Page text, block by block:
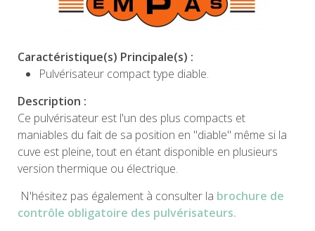
Caractéristique(s) Principale(s) :
Pulvérisateur compact type diable.
Description :
Ce pulvérisateur est l'un des plus compacts et
maniables du fait de sa position en "diable" même si la
cuve est pleine, tout en étant disponible en plusieurs
version thermique ou électrique.
N'hésitez pas également à consulter la brochure de
contrôle obligatoire des pulvérisateurs.